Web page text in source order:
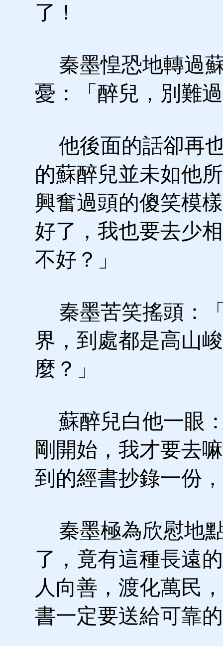
了！
秦墨惶恐地轉過
憂：「醉兒，別難
他後面的話卻再
的蘇醉兒並未如他
興奮過頭的傻笑模
好了，我也要去少
不好？」
秦墨苦笑搖頭：
界，到處都是高山
麼？」
蘇醉兒白他一眼
剛開始，我才要去
到的經書抄錄一份
秦墨極為欣慰地
了，竟有這種長遠
人向善，渡化萬民
書一定要送給可靠